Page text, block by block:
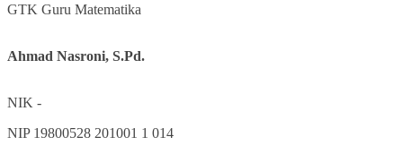
GTK Guru Matematika
Ahmad Nasroni, S.Pd.
NIK -
NIP 19800528 201001 1 014